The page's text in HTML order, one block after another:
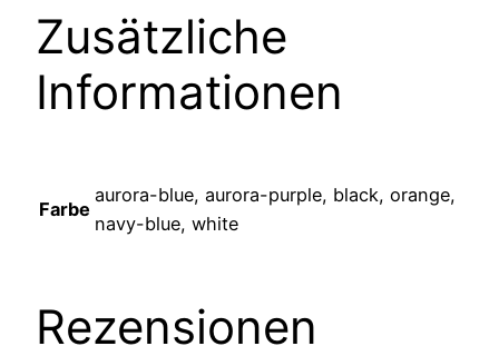
Zusätzliche
Informationen
Farbe
aurora-blue, aurora-purple, black, orange,
navy-blue, white
Rezensionen